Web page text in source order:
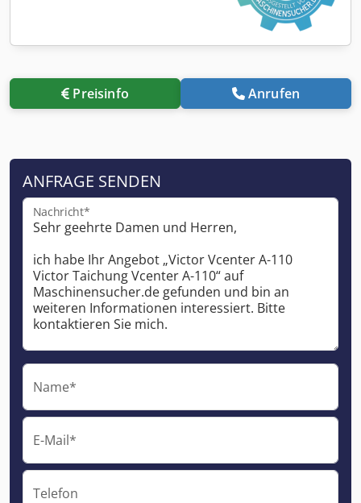
Preisinfo Anrufen
ANFRAGE SENDEN
Nachricht*
Name*
E-Mail*
Telefon